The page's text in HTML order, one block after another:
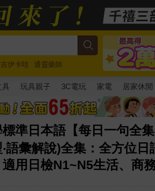
吉伊卡哇
通靈藥師
慢跑
具 玩具親子 3C電玩 家電 居家休閒
準日本語【每日一句全
語彙解說)全集：全方位
用日檢N1~N5生活、商